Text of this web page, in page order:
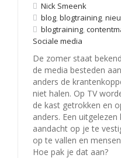
Nick Smeenk
blog, blogtraining,
blogtraining,
Sociale media
De zomer staat
de media besteden
anders de
niet halen. Op TV
de kast getrokken en
anders. Een
aandacht op je te
op te vallen en
Hoe pak je dat aan?